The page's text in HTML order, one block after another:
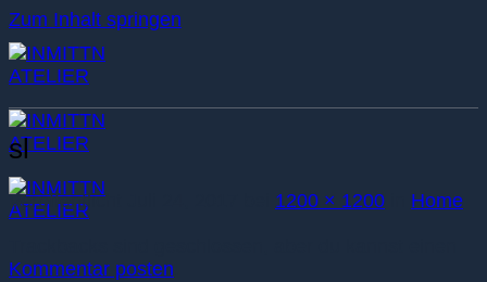
Zum Inhalt springen
sl
Veröffentlicht 1200 × 1200 Home
Kommentar posten